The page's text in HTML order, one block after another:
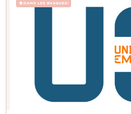
DANS LES BASQUES!